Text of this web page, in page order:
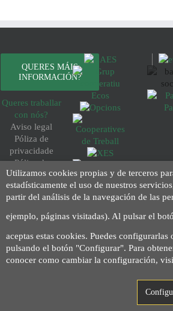
QUERES MÁIS
INFORMACIÓN?
Queres traballar
con nós?
Aviso legal
Póliza de
privacidade
Póliza de
cookies
Condicións de
compra
Política de
transparencia
Utilizamos cookies propias y de terceros
estadísticamente el uso de nuestros
partir del análisis de la navegación de las
ejemplo, páginas visitadas). Al pulsar el
aceptas estas cookies. Puedes configurarlas
pulsando el botón "Configurar". Para
conocer como cambiar la configuración,